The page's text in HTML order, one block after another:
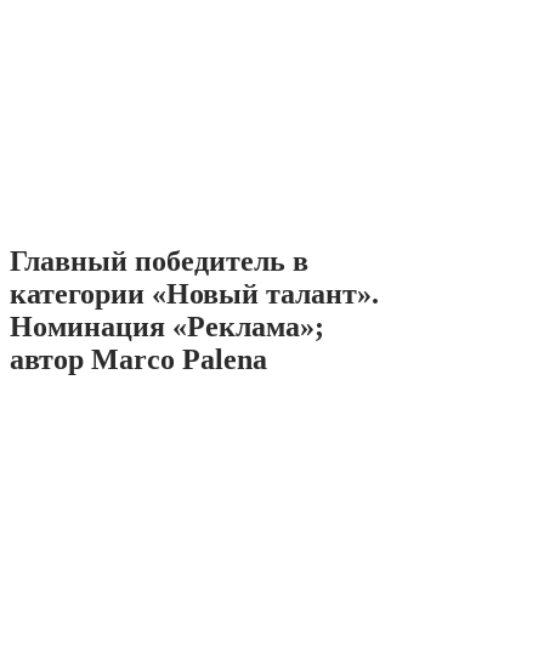
Главный победитель в
категории «Новый талант».
Номинация «Реклама»;
автор Marco Palena